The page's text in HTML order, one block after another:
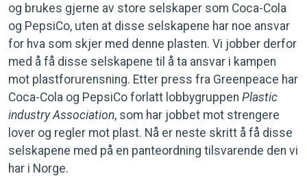
og brukes gjerne av store selskaper som Coca-Cola
og PepsiCo, uten at disse selskapene har noe ansvar
for hva som skjer med denne plasten. Vi jobber derfor
med å få disse selskapene til å ta ansvar i kampen
mot plastforurensning. Etter press fra Greenpeace har
Coca-Cola og PepsiCo forlatt lobbygruppen Plastic
industry Association, som har jobbet mot strengere
lover og regler mot plast. Nå er neste skritt å få disse
selskapene med på en panteordning tilsvarende den vi
har i Norge.